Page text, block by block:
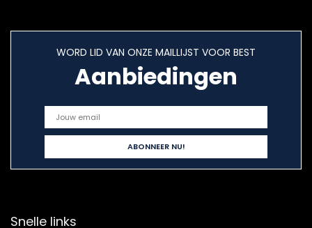
WORD LID VAN ONZE MAILLIJST VOOR BEST
Aanbiedingen
Snelle links